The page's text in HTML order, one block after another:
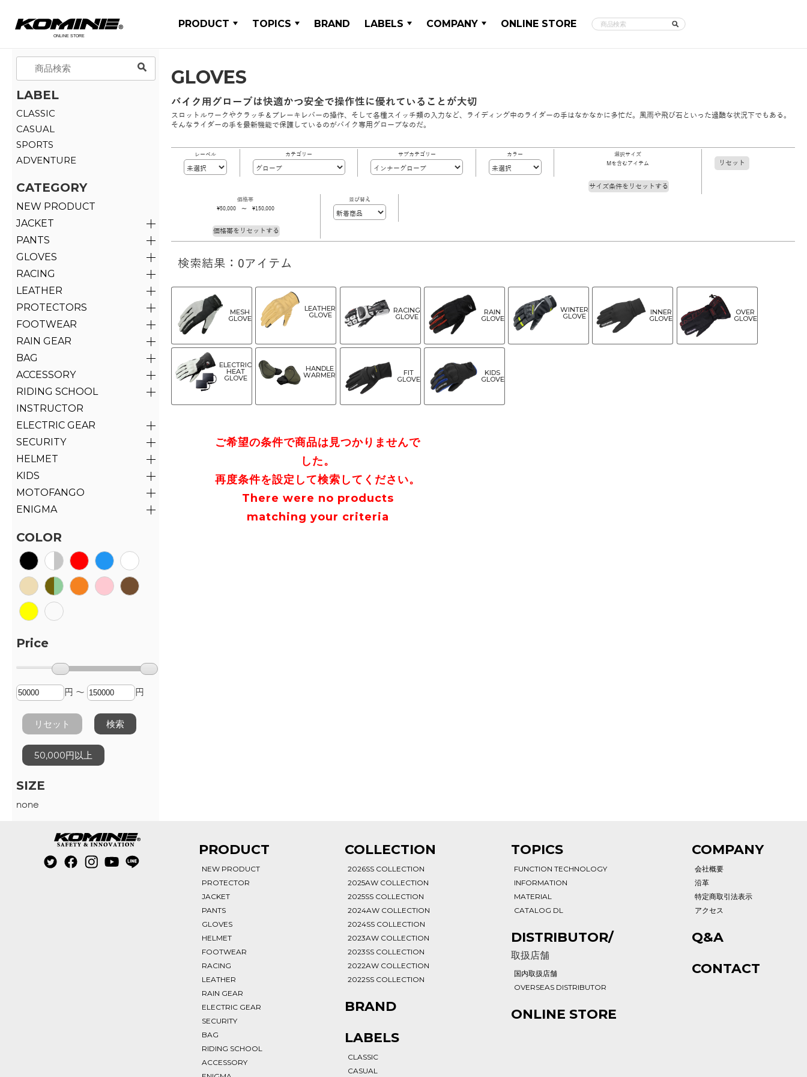
PRODUCT TOPICS BRAND LABELS COMPANY ONLINE STORE
LABEL
CLASSIC
CASUAL
SPORTS
ADVENTURE
CATEGORY
NEW PRODUCT
JACKET
PANTS
GLOVES
RACING
LEATHER
PROTECTORS
FOOTWEAR
RAIN GEAR
BAG
ACCESSORY
RIDING SCHOOL
INSTRUCTOR
ELECTRIC GEAR
SECURITY
HELMET
KIDS
MOTOFANGO
ENIGMA
COLOR
Price
円 ～ 円
リセット 検索
50,000円以上
SIZE
none
GLOVES
バイク用グローブは快適かつ安全で操作性に優れていることが大切
スロットルワークやクラッチ＆ブレーキレバーの操作、そして各種スイッチ類の入力など、ライディング中のライダーの手はなかなかに多忙だ。風雨や飛び石といった過酷な状況下でもある。
そんなライダーの手を最新機能で保護しているのがバイク専用グローブなのだ。
レーベル カテゴリー サブカテゴリー カラー
選択サイズ
Mを含むアイテム
サイズ条件をリセットする
価格帯
\50,000 ～ \150,000
価格帯をリセットする
並び替え
リセット
検索結果：0アイテム
MESH
GLOVE
LEATHER
GLOVE
RACING
GLOVE
RAIN
GLOVE
WINTER
GLOVE INNER
GLOVE
OVER
GLOVE
ELECTRIC
HEAT
GLOVE
HANDLE
WARMER FIT
GLOVE
KIDS
GLOVE
ご希望の条件で商品は見つかりませんで
した。
再度条件を設定して検索してください。
There were no products
matching your criteria
PRODUCT
NEW PRODUCT
PROTECTOR
JACKET
PANTS
GLOVES
HELMET
FOOTWEAR
RACING
LEATHER
RAIN GEAR
ELECTRIC GEAR
SECURITY
BAG
RIDING SCHOOL
ACCESSORY
COLLECTION
2026SS COLLECTION
2025AW COLLECTION
2025SS COLLECTION
2024AW COLLECTION
2024SS COLLECTION
2023AW COLLECTION
2023SS COLLECTION
2022AW COLLECTION
2022SS COLLECTION
BRAND
LABELS
CLASSIC
CASUAL
TOPICS
FUNCTION TECHNOLOGY
INFORMATION
MATERIAL
CATALOG DL
DISTRIBUTOR/
取扱店舗
国内取扱店舗
OVERSEAS DISTRIBUTOR
ONLINE STORE
COMPANY
会社概要
沿革
特定商取引法表示
アクセス
Q&A
CONTACT